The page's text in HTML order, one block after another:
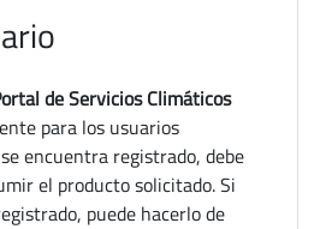
de Servicios Climáticos
para los usuarios
encuentra registrado, debe
el producto solicitado. Si
puede hacerlo de